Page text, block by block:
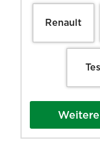
Renault